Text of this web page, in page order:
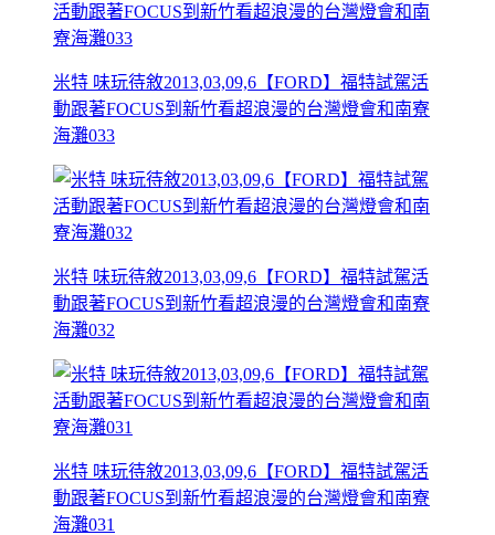
米特 味玩待敘2013,03,09,6【FORD】福特試駕活
動跟著FOCUS到新竹看超浪漫的台灣燈會和南寮
海灘033
米特 味玩待敘2013,03,09,6【FORD】福特試駕活
動跟著FOCUS到新竹看超浪漫的台灣燈會和南寮
海灘032
米特 味玩待敘2013,03,09,6【FORD】福特試駕活
動跟著FOCUS到新竹看超浪漫的台灣燈會和南寮
海灘031